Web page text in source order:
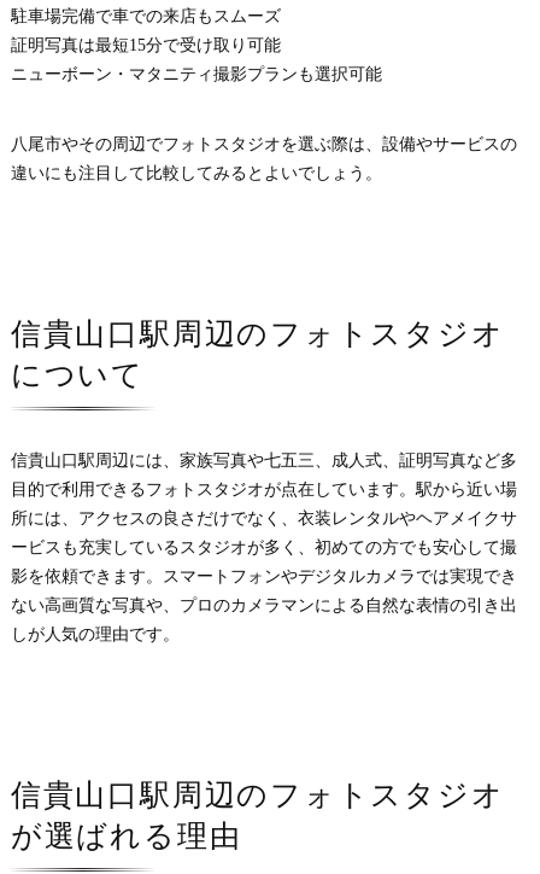
駐車場完備で車での来店もスムーズ
証明写真は最短15分で受け取り可能
ニューボーン・マタニティ撮影プランも選択可能
八尾市やその周辺でフォトスタジオを選ぶ際は、設備やサービスの
違いにも注目して比較してみるとよいでしょう。
信貴山口駅周辺のフォトスタジオ
について
信貴山口駅周辺には、家族写真や七五三、成人式、証明写真など多
目的で利用できるフォトスタジオが点在しています。駅から近い場
所には、アクセスの良さだけでなく、衣装レンタルやヘアメイクサ
ービスも充実しているスタジオが多く、初めての方でも安心して撮
影を依頼できます。スマートフォンやデジタルカメラでは実現でき
ない高画質な写真や、プロのカメラマンによる自然な表情の引き出
しが人気の理由です。
信貴山口駅周辺のフォトスタジオ
が選ばれる理由